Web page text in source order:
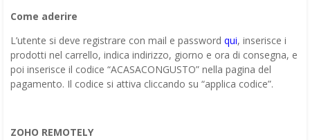
Come aderire
L’utente si deve registrare con mail e password qui, inserisce i
prodotti nel carrello, indica indirizzo, giorno e ora di consegna, e
poi inserisce il codice “ACASACONGUSTO” nella pagina del
pagamento. Il codice si attiva cliccando su “applica codice”.
ZOHO REMOTELY